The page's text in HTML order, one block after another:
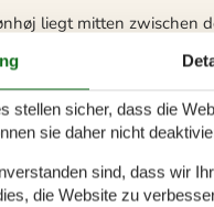
liegt mitten zwischen
an der Westküste
den rauschenden,
und lassen Sie sich die
Sie auch die
stellen sicher, dass die
sie daher nicht
sind, dass wir
die Website zu